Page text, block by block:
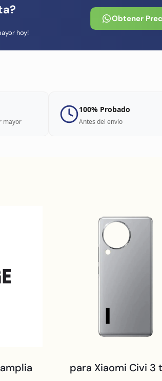
hoy!
Obtener
mayor
100% Probado
Antes del envío
para Xiaomi Civi 3